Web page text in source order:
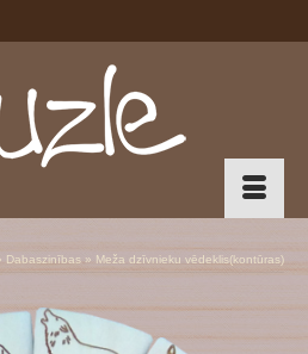
Dabaszinības » Meža dzīvnieku vēdeklis(kontūras)